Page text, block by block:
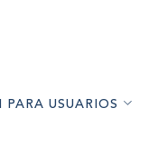
PARA USUARIOS